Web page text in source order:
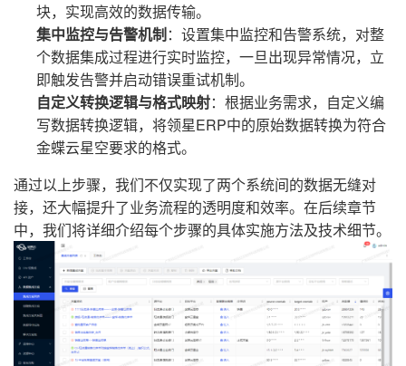
块，实现高效的数据传输。
集中监控与告警机制：设置集中监控和告警系统，对整
个数据集成过程进行实时监控，一旦出现异常情况，立
即触发告警并启动错误重试机制。
自定义转换逻辑与格式映射：根据业务需求，自定义编
写数据转换逻辑，将领星ERP中的原始数据转换为符合
金蝶云星空要求的格式。
通过以上步骤，我们不仅实现了两个系统间的数据无缝对
接，还大幅提升了业务流程的透明度和效率。在后续章节
中，我们将详细介绍每个步骤的具体实施方法及技术细节。